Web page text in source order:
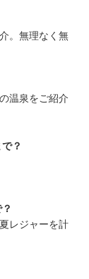
。無理なく無
温泉をご紹介
？
レジャーを計